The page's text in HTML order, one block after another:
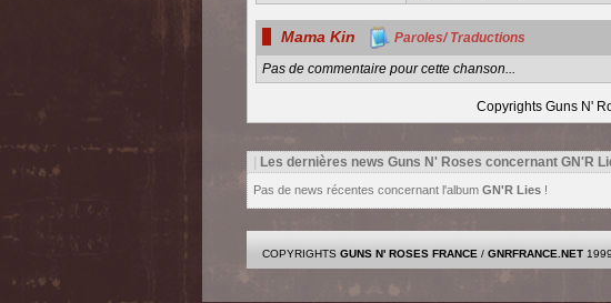
Mama Kin Paroles/ Traductions
Pas de commentaire pour cette chanson...
Copyrights Guns N'
Les dernières news Guns N' Roses concernant GN'R
Pas de news récentes concernant l'album GN'R Lies !
COPYRIGHTS GUNS N' ROSES FRANCE / GNRFRANCE.NET